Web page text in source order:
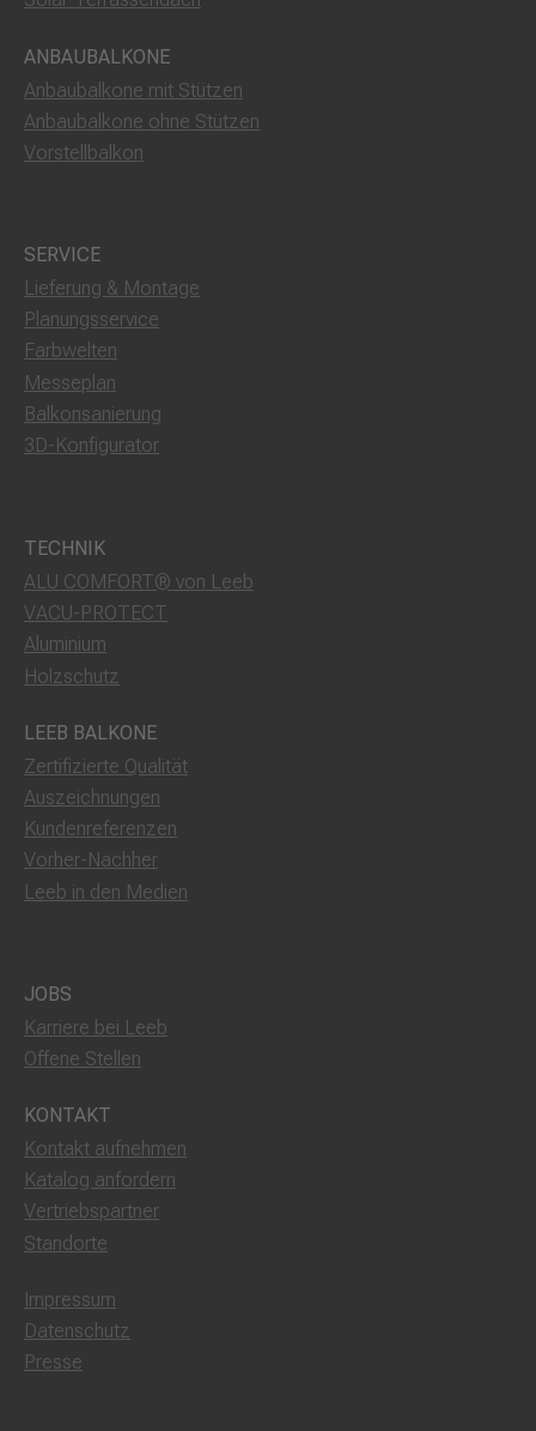
ANBAUBALKONE
Anbaubalkone mit Stützen
Anbaubalkone ohne Stützen
Vorstellbalkon
SERVICE
Lieferung & Montage
Planungsservice
Farbwelten
Messeplan
Balkonsanierung
3D-Konfigurator
TECHNIK
ALU COMFORT® von Leeb
VACU-PROTECT
Aluminium
Holzschutz
LEEB BALKONE
Zertifizierte Qualität
Auszeichnungen
Kundenreferenzen
Vorher-Nachher
Leeb in den Medien
JOBS
Karriere bei Leeb
Offene Stellen
KONTAKT
Kontakt aufnehmen
Katalog anfordern
Vertriebspartner
Standorte
Impressum
Datenschutz
Presse